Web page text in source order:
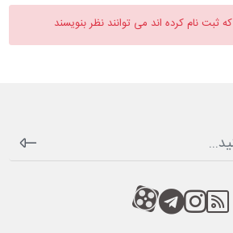
که ثبت نام کرده اند می توانند نظر بنویسند
RSS
کانال آپارات
کانال تلگرام
کانال آپارات